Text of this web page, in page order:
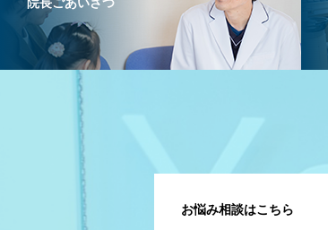
お悩み相談はこちら